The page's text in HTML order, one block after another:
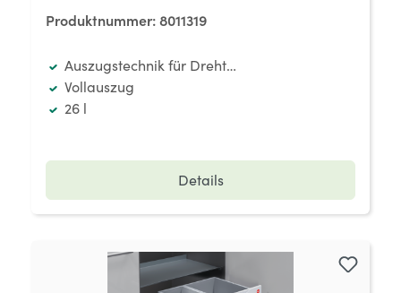
Produktnummer:8011319
Auszugstechnik für Drehtüren
Vollauszug
26 l
Details